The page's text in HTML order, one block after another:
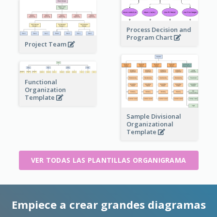
Process Decision and
Program Chart
Project Team
Sample Divisional
Organizational
Template
Functional
Organization
Template
VER TODAS LAS PLANTILLAS ORGANIGRAMA
Empiece a crear grandes diagramas